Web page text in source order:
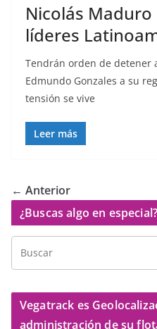
Nicolás Maduro
líderes
Tendrán orden de detener
Edmundo Gonzales a su
tensión se vive
Leer más
← Anterior
¿Buscas algo en especial?
Vegatrack es
administración de su